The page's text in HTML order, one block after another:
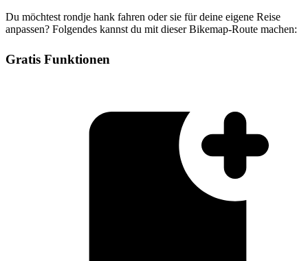
Du möchtest rondje hank fahren oder sie für deine eigene Reise
anpassen? Folgendes kannst du mit dieser Bikemap-Route machen:
Gratis Funktionen